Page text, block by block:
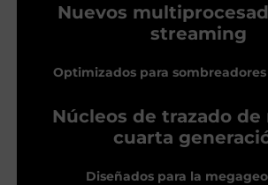
Nuevos
streaming
Optimizados para
Núcleos de trazado de
cuarta
Diseñados para la